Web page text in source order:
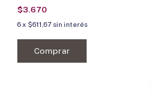
$3.670
6x $611,67 sin interés
Comprar